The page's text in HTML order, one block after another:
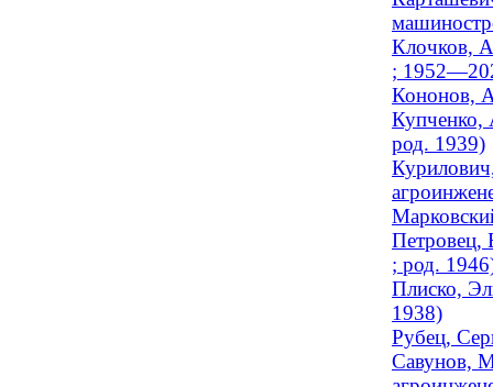
Клочков,
;
Кононов,
Купченко,
род. 1939)
Петровец,
; род.
Плиско,
1938)
Рубец,
Савунов,